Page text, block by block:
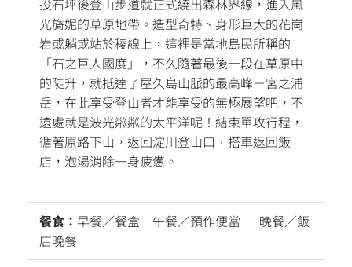
光旖妮的草原地帶。造型奇特、身形巨大的花崗
岩或躺或站於稜線上，這裡是當地島民所稱的
「石之巨人國度」，不久隨著最後一段在草原中
的陡升，就抵達了屋久島山脈的最高峰－宮之浦
岳，在此享受登山者才能享受的無極展望吧，不
遠處就是波光粼粼的太平洋呢！結束單攻行程，
循著原路下山，返回淀川登山口，搭車返回飯
店，泡湯消除一身疲憊。
餐食： 早餐／餐盒 午餐／預作便當 晚餐／飯
店晚餐